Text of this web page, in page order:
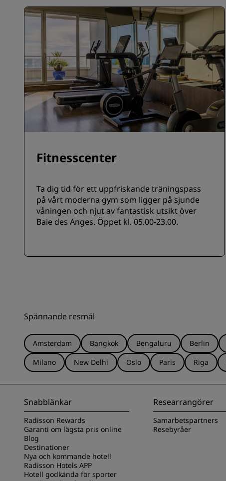
Fitnesscenter
Ta dig tid för ett uppfriskande träningspass
på vårt moderna gym som ligger på sjunde
våningen och njut av fantastisk utsikt över
Baie des Anges. Öppet kl. 05.00-23.00.
Spännande resmål
Amsterdam Bangkok Bengaluru Berlin
Milano
New Delhi Oslo Paris Riga
Snabblänkar
Radisson Rewards
Garanti om lägsta pris online
Blog
Destinationer
Nya och kommande hotell
Radisson Hotels APP
Hotell godkända för sporter
Researrangörer
Samarbetspartners
Resebyråer